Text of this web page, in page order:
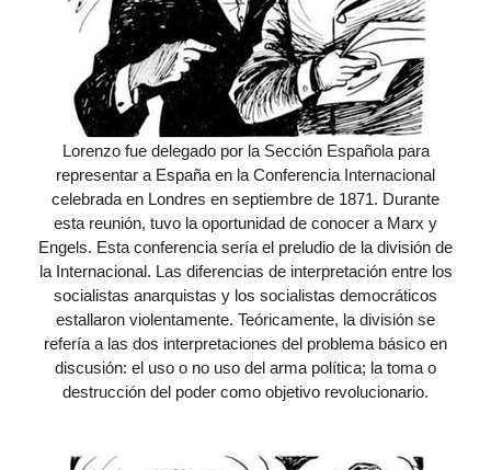
Lorenzo fue delegado por la Sección Española para
representar a España en la Conferencia Internacional
celebrada en Londres en septiembre de 1871. Durante
esta reunión, tuvo la oportunidad de conocer a Marx y
Engels. Esta conferencia sería el preludio de la división de
la Internacional. Las diferencias de interpretación entre los
socialistas anarquistas y los socialistas democráticos
estallaron violentamente. Teóricamente, la división se
refería a las dos interpretaciones del problema básico en
discusión: el uso o no uso del arma política; la toma o
destrucción del poder como objetivo revolucionario.